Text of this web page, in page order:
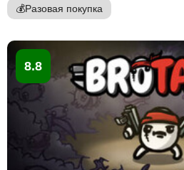
💰Разовая покупка
8.8